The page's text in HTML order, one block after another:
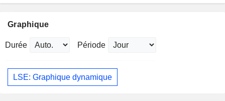
Graphique
Durée Période
LSE: Graphique dynamique